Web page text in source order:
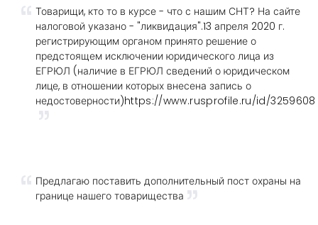
Товарищи, кто то в курсе - что с нашим СНТ? На сайте
налоговой указано - "ликвидация".13 апреля 2020 г.
регистрирующим органом принято решение о
предстоящем исключении юридического лица из
ЕГРЮЛ (наличие в ЕГРЮЛ сведений о юридическом
лице, в отношении которых внесена запись о
недостоверности)https://www.rusprofile.ru/id/3259608
Предлагаю поставить дополнительный пост охраны на
границе нашего товарищества